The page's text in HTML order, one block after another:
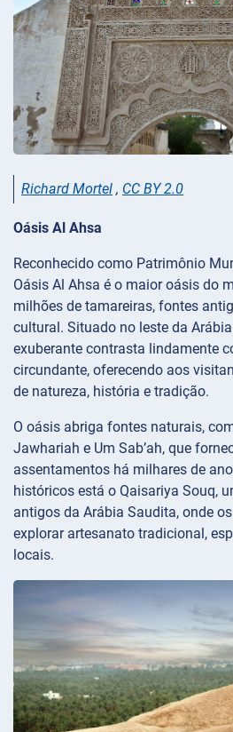
Richard Mortel , CC BY 2.0
Oásis Al Ahsa
Reconhecido como Patrimônio
Oásis Al Ahsa é o maior oásis do
milhões de tamareiras, fontes
cultural. Situado no leste da
exuberante contrasta lindamente
circundante, oferecendo aos
de natureza, história e tradição.
O oásis abriga fontes naturais,
Jawhariah e Um Sab’ah, que
assentamentos há milhares de
históricos está o Qaisariya Souq,
antigos da Arábia Saudita, onde
explorar artesanato tradicional,
locais.